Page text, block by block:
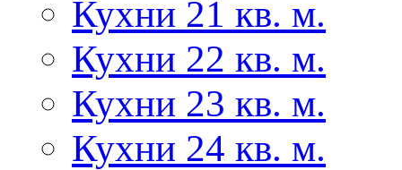
Кухни 21 кв. м.
Кухни 22 кв. м.
Кухни 23 кв. м.
Кухни 24 кв. м.